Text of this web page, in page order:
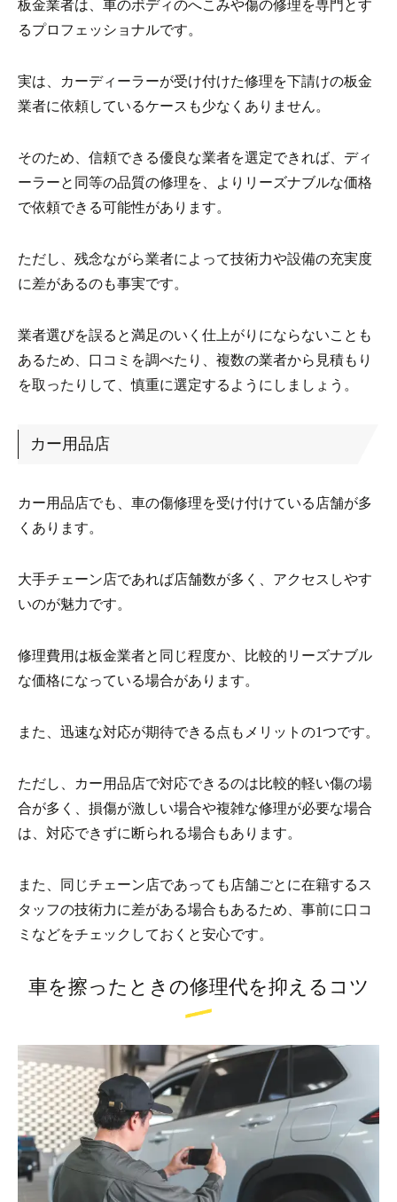
板金業者は、車のボディのへこみや傷の修理を専門とす
るプロフェッショナルです。
実は、カーディーラーが受け付けた修理を下請けの板金
業者に依頼しているケースも少なくありません。
そのため、信頼できる優良な業者を選定できれば、ディ
ーラーと同等の品質の修理を、よりリーズナブルな価格
で依頼できる可能性があります。
ただし、残念ながら業者によって技術力や設備の充実度
に差があるのも事実です。
業者選びを誤ると満足のいく仕上がりにならないことも
あるため、口コミを調べたり、複数の業者から見積もり
を取ったりして、慎重に選定するようにしましょう。
カー用品店
カー用品店でも、車の傷修理を受け付けている店舗が多
くあります。
大手チェーン店であれば店舗数が多く、アクセスしやす
いのが魅力です。
修理費用は板金業者と同じ程度か、比較的リーズナブル
な価格になっている場合があります。
また、迅速な対応が期待できる点もメリットの1つです。
ただし、カー用品店で対応できるのは比較的軽い傷の場
合が多く、損傷が激しい場合や複雑な修理が必要な場合
は、対応できずに断られる場合もあります。
また、同じチェーン店であっても店舗ごとに在籍するス
タッフの技術力に差がある場合もあるため、事前に口コ
ミなどをチェックしておくと安心です。
車を擦ったときの修理代を抑えるコツ